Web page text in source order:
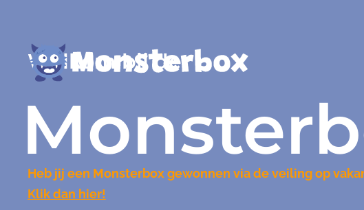
Welkom bij de
Heb jij een Monsterbox gewonnen via de veiling op
Klik dan hier!